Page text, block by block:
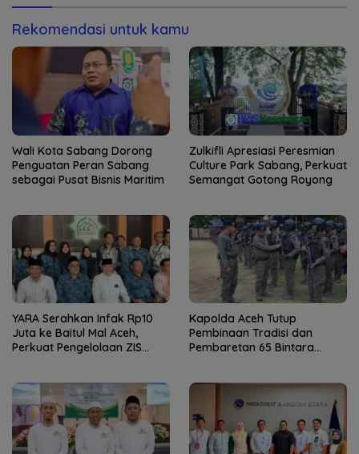
Rekomendasi untuk kamu
Wali Kota Sabang Dorong
Penguatan Peran Sabang
sebagai Pusat Bisnis Maritim
Zulkifli Apresiasi Peresmian
Culture Park Sabang, Perkuat
Semangat Gotong Royong
YARA Serahkan Infak Rp10
Juta ke Baitul Mal Aceh,
Perkuat Pengelolaan ZIS
Kapolda Aceh Tutup
Pembinaan Tradisi dan
Pembaretan 65 Bintara